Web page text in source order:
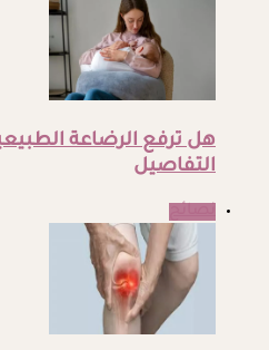
هل ترفع الرضاعة
التفاصيل